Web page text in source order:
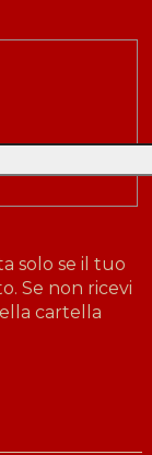
solo se il tuo
Se non ricevi
cartella